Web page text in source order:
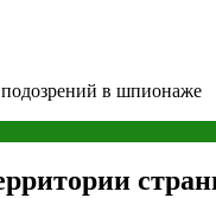
в шпионаже